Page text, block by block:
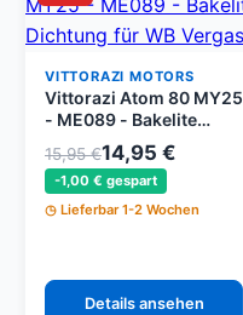
VITTORAZI MOTORS
Vittorazi Atom 80 MY25
- ME089 - Bakelite
Dichtung für WB
Vergaser (Interner
Pulsschaltkreis)
15,95 €14,95 €
-1,00 € gespart
Lieferbar 1-2 Wochen
Details ansehen